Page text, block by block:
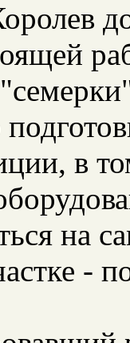
в
на
-